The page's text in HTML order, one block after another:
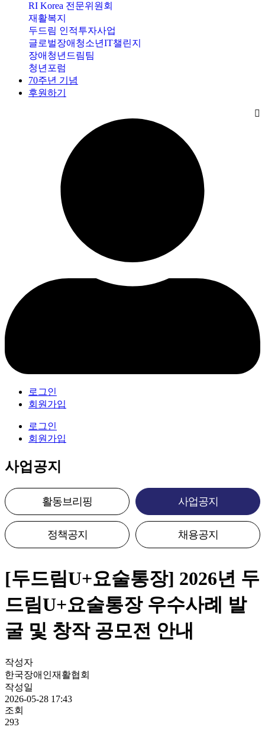
RI Korea 전문위원회
재활복지
두드림 인적투자사업
글로벌장애청소년IT챌린지
장애청년드림팀
청년포럼
70주년 기념
후원하기
로그인
회원가입
로그인
회원가입
사업공지
활동브리핑 사업공지
정책공지 채용공지
[두드림U+요술통장] 2026년 두
드림U+요술통장 우수사례 발
굴 및 창작 공모전 안내
작성자
한국장애인재활협회
작성일
2026-05-28 17:43
조회
293